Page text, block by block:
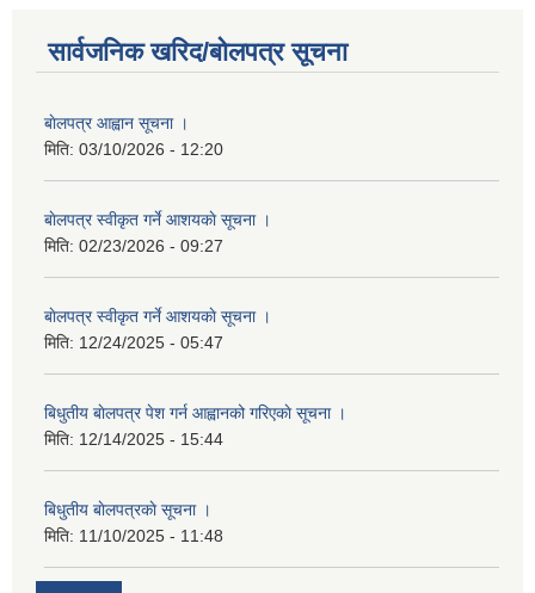
सार्वजनिक खरिद/बोलपत्र सूचना
बाेलपत्र आह्वान सूचना ।
मिति: 03/10/2026 - 12:20
बाेलपत्र स्वीकृत गर्ने आशयकाे सूचना ।
मिति: 02/23/2026 - 09:27
बाेलपत्र स्वीकृत गर्ने आशयकाे सूचना ।
मिति: 12/24/2025 - 05:47
बिधुतीय बाेलपत्र पेश गर्न आह्वानको गरिएकाे सूचना ।
मिति: 12/14/2025 - 15:44
बिधुतीय बाेलपत्रकाे सूचना ।
मिति: 11/10/2025 - 11:48